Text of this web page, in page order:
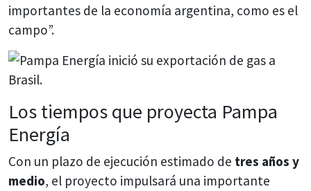
importantes de la economía argentina, como es el
campo”.
Los tiempos que proyecta Pampa
Energía
Con un plazo de ejecución estimado de tres años y
medio, el proyecto impulsará una importante